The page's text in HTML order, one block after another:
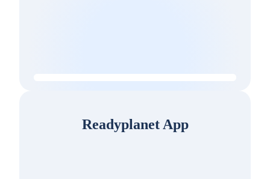
Readyplanet App